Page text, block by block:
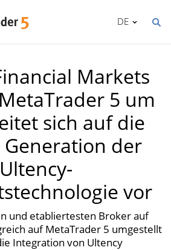
DE
Markets
5 um
sich auf die
Generation der
Ultency-
vor
und etabliertesten Broker auf
auf MetaTrader 5 umgestellt
Integration von Ultency